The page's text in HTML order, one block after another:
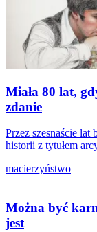
Miała 80 lat,
zdanie
Przez szesnaście
historii z tytułem
macierzyństwo
Można być
jest